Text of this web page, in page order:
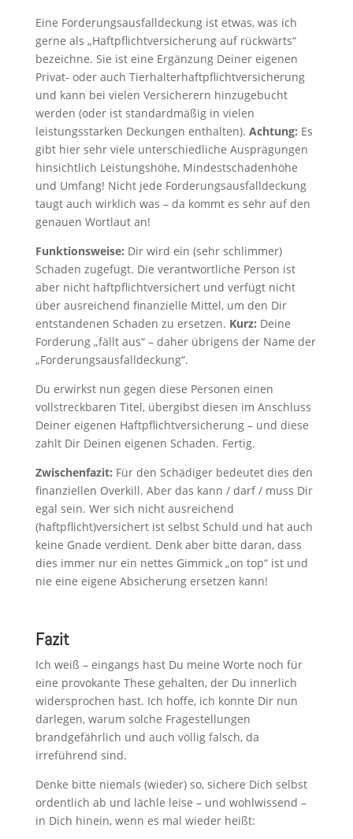
Eine Forderungsausfalldeckung ist etwas, was ich
gerne als „Haftpflichtversicherung auf rückwärts“
bezeichne. Sie ist eine Ergänzung Deiner eigenen
Privat- oder auch Tierhalterhaftpflichtversicherung
und kann bei vielen Versicherern hinzugebucht
werden (oder ist standardmäßig in vielen
leistungsstarken Deckungen enthalten). Achtung: Es
gibt hier sehr viele unterschiedliche Ausprägungen
hinsichtlich Leistungshöhe, Mindestschadenhöhe
und Umfang! Nicht jede Forderungsausfalldeckung
taugt auch wirklich was – da kommt es sehr auf den
genauen Wortlaut an!
Funktionsweise: Dir wird ein (sehr schlimmer)
Schaden zugefügt. Die verantwortliche Person ist
aber nicht haftpflichtversichert und verfügt nicht
über ausreichend finanzielle Mittel, um den Dir
entstandenen Schaden zu ersetzen. Kurz: Deine
Forderung „fällt aus“ – daher übrigens der Name der
„Forderungsausfalldeckung“.
Du erwirkst nun gegen diese Personen einen
vollstreckbaren Titel, übergibst diesen im Anschluss
Deiner eigenen Haftpflichtversicherung – und diese
zahlt Dir Deinen eigenen Schaden. Fertig.
Zwischenfazit: Für den Schädiger bedeutet dies den
finanziellen Overkill. Aber das kann / darf / muss Dir
egal sein. Wer sich nicht ausreichend
(haftpflicht)versichert ist selbst Schuld und hat auch
keine Gnade verdient. Denk aber bitte daran, dass
dies immer nur ein nettes Gimmick „on top“ ist und
nie eine eigene Absicherung ersetzen kann!
Fazit
Ich weiß – eingangs hast Du meine Worte noch für
eine provokante These gehalten, der Du innerlich
widersprochen hast. Ich hoffe, ich konnte Dir nun
darlegen, warum solche Fragestellungen
brandgefährlich und auch völlig falsch, da
irreführend sind.
Denke bitte niemals (wieder) so, sichere Dich selbst
ordentlich ab und lächle leise – und wohlwissend –
in Dich hinein, wenn es mal wieder heißt: